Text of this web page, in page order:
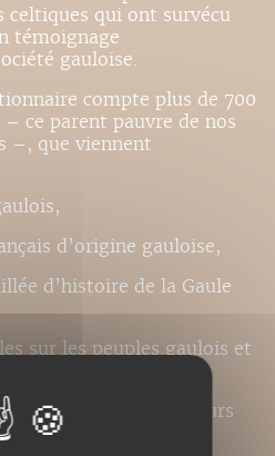
celtiques qui ont survécu
témoignage
gauloise.
compte plus de 700
ce parent pauvre de nos
–, que viennent
d’origine gauloise,
d’histoire de la Gaule
sur les peuples gaulois et
des principaux auteurs